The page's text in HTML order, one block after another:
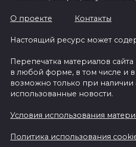
О проекте Контакты
Настоящий ресурс может
Перепечатка материалов
в любой форме, в том числе и
возможно только при наличии
использованные новости.
Условия использования
Политика использования